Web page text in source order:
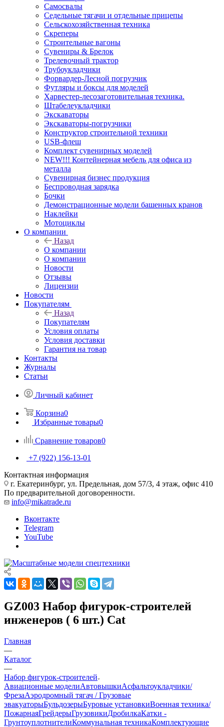
Самосвалы
Седельные тягачи и отдельные прицепы
Сельскохозяйственная техника
Скреперы
Строительные вагоны
Сувениры & Брелок
Трелевочный трактор
Трубоукладчики
Форвардер-Лесной погрузчик
Футляры и боксы для моделей
Харвестер-лесозаготовительная техника.
Штабелеукладчики
Экскаваторы
Экскаваторы-погрузчики
Конструктор строительной техники
USB-флеш
Комплект сувенирных моделей
NEW!!! Контейнерная мебель для офиса из
металла
Сувенирная бизнес продукция
Беспроводная зарядка
Бочки
Демонстрационные модели башенных кранов
Наклейки
Мотоциклы
О компании
Назад
О компании
О компании
Новости
Отзывы
Лицензии
Новости
Покупателям
Назад
Покупателям
Условия оплаты
Условия доставки
Гарантия на товар
Контакты
Журналы
Статьи
Личный кабинет
Корзина0
Избранные товары0
Сравнение товаров0
+7 (922) 156-13-01
Контактная информация
г. Екатеринбург, ул. Предельная, дом 57/3, 4 этаж, офис 410
По предварительной договоренности.
info@mikatrade.ru
Вконтакте
Telegram
YouTube
GZ003 Набор фигурок-строителей
инженеров ( 6 шт.) Cat
Главная
—
Каталог
—
Набор фигурок-строителей
Авиационные моделиАвтовышкиАсфальтоукладчики/
ФрезаАэродромный тягач / Грузовые
эвакуаторыБульдозерыБуровые установкиВоенная техника/
ПожарнаяГрейдерыГрузовикиДробилкаКатки -
ГрунтоуплотнителиКоммунальная техникаКомплектующие